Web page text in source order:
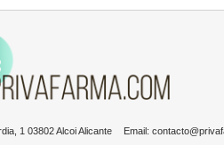
1 03802 Alcoi Alicante Email: